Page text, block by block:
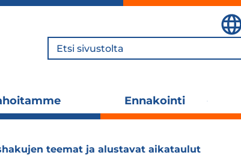
Hae
alavalikko
Ennakointi
teemat ja alustavat aikataulut